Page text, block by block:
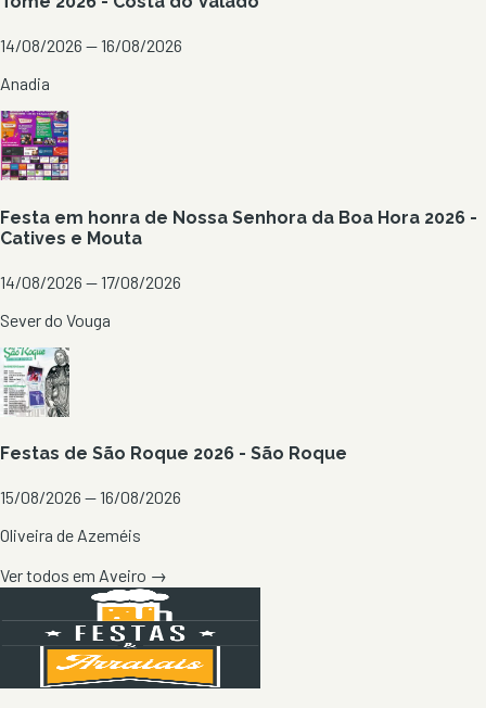
14/08/2026 — 16/08/2026
Anadia
Festa em honra de Nossa Senhora da Boa Hora 2026 -
Catives e Mouta
14/08/2026 — 17/08/2026
Sever do Vouga
Festas de São Roque 2026 - São Roque
15/08/2026 — 16/08/2026
Oliveira de Azeméis
Ver todos em Aveiro →